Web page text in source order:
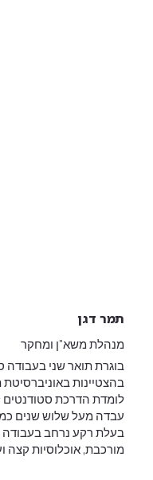
תמר דגן
מנהלת משא"ן ומחקר
בוגרת תואר שני בעבודה
בהצטיינות
לומדת הדרכת סטודנטים
עבדה מעל שלוש שנים
בעלת רקע נרחב
מורכבת, אוכלוסיות קצה